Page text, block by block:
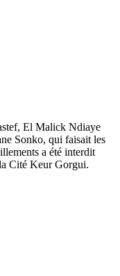
El Malick Ndiaye
Sonko, qui faisait les
a été interdit
Cité Keur Gorgui.